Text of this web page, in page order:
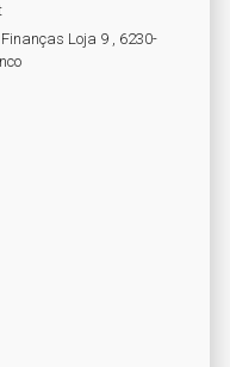
Loja 9 , 6230-